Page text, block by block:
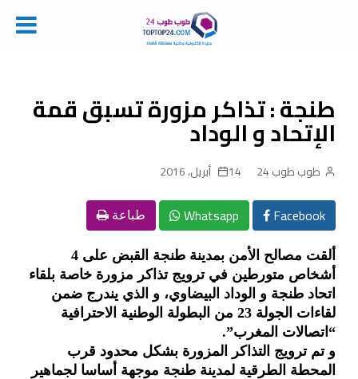
contentطنجة : تذاكر مزورة تسبق قمة
الإتحاد و الوداد
طوب طوب 24 14 أبريل، 2016
Facebook
Whatsapp طباعة
ألقت مصالح الأمن بمدينة طنجة القبض على 4
أشخاص متورطين في ترويج تذاكر مزورة خاصة بلقاء
اتحاد طنجة و الوداد البيضاوي، و الذي يندرج ضمن
لقاءات الجولة 23 من البطولة الوطنية الاحترافية
“اتصالات المغرب”.
و تم ترويج التذاكر المزورة بشكل محدود قرب
المحطة الطرقية لمدينة طنجة موجهة أساسا لجماهير